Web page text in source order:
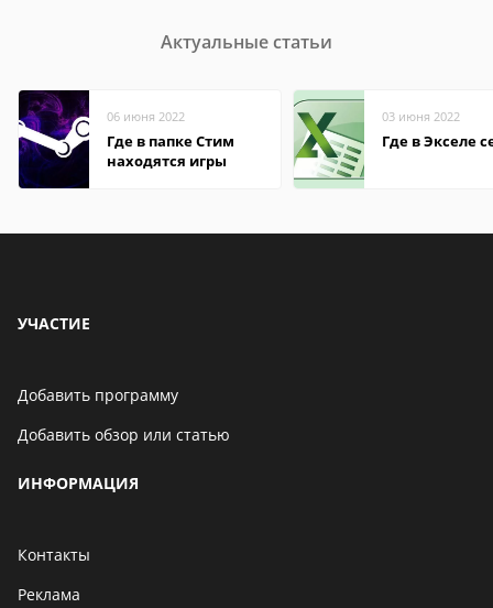
Актуальные статьи
06 июня 2022
Где в папке Стим
находятся игры
03 июня 2022
Где в Экселе
УЧАСТИЕ
Добавить программу
Добавить обзор или статью
ИНФОРМАЦИЯ
Контакты
Реклама